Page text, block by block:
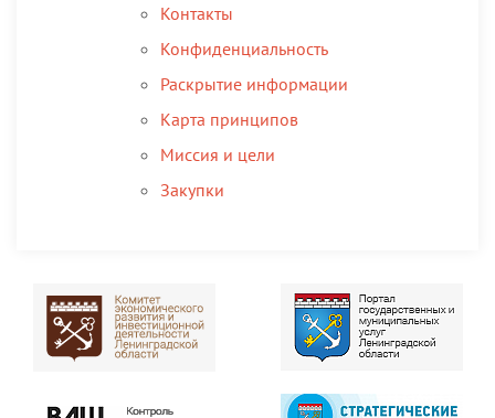
Контакты
Конфиденциальность
Раскрытие информации
Карта принципов
Миссия и цели
Закупки